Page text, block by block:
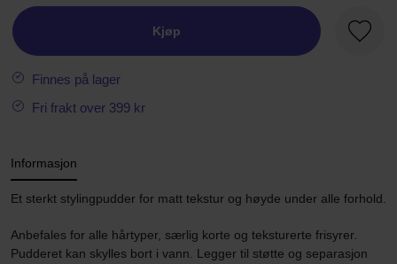
Kjøp
Finnes på lager
Fri frakt over 399 kr
Informasjon
Et sterkt stylingpudder for matt tekstur og høyde under alle forhold.
Anbefales for alle hårtyper, særlig korte og teksturerte frisyrer.
Pudderet kan skylles bort i vann. Legger til støtte og separasjon